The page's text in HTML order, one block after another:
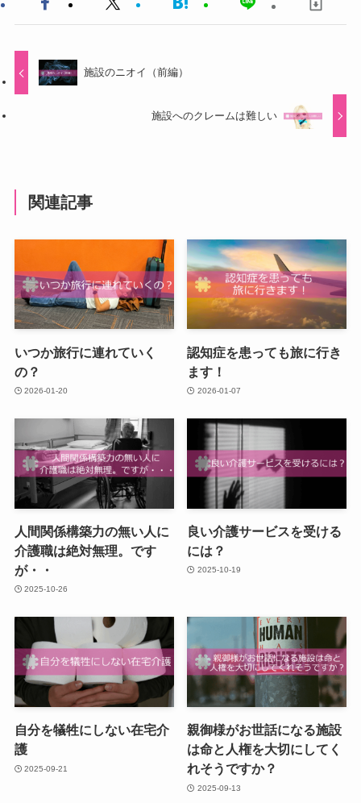
施設のニオイ（前編）
施設へのクレームは難しい
関連記事
いつか旅行に連れていく
の？
2026-01-20
認知症を患っても旅に行き
ます！
2026-01-07
人間関係構築力の無い人に
介護職は絶対無理。です
が・・
2025-10-26
良い介護サービスを受ける
には？
2025-10-19
自分を犠牲にしない在宅介
護
2025-09-21
親御様がお世話になる施設
は命と人権を大切にしてく
れそうですか？
2025-09-13